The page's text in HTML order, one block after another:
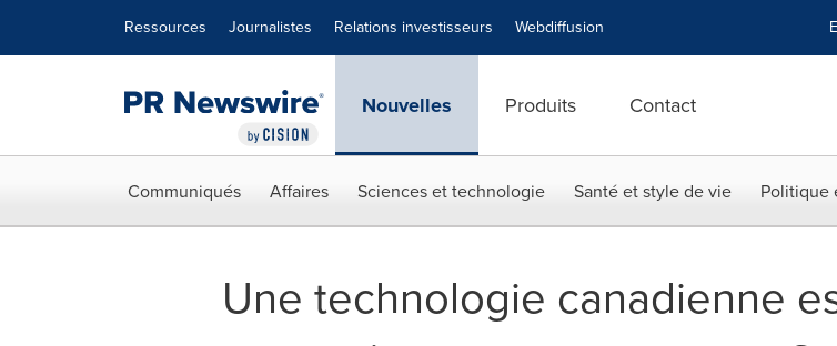
Ressources Journalistes Relations investisseurs Webdiffusion
Nouvelles Produits Contact
Communiqués Affaires Sciences et technologie Santé et style de vie Politique
Une technologie canadienne